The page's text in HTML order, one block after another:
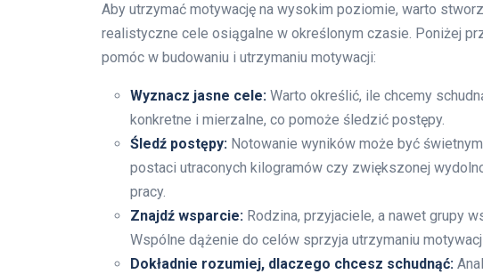
Aby utrzymać motywację na wysokim poziomie, warto
realistyczne cele osiągalne w określonym czasie. Poniżej
pomóc w budowaniu i utrzymaniu motywacji:
Wyznacz jasne cele: Warto określić, ile chcemy
konkretne i mierzalne, co pomoże śledzić postępy.
Śledź postępy: Notowanie wyników może być
postaci utraconych kilogramów czy zwiększonej
pracy.
Znajdź wsparcie: Rodzina, przyjaciele, a nawet grupy
Wspólne dążenie do celów sprzyja utrzymaniu
Dokładnie rozumiej, dlaczego chcesz schudnąć: